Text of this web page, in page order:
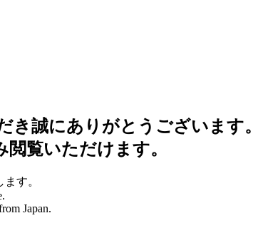
き誠にありがとうございます。
覧いただけます。
す。
Japan.